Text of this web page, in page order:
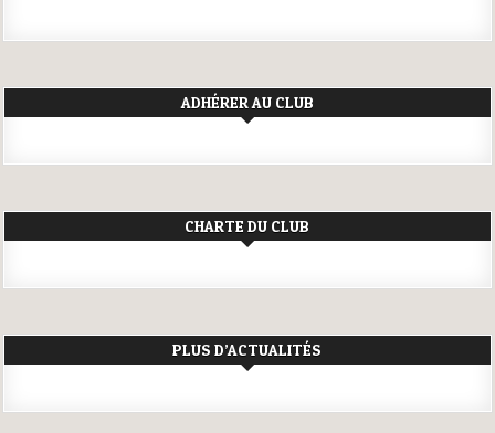
ADHÉRER AU CLUB
CHARTE DU CLUB
PLUS D’ACTUALITÉS